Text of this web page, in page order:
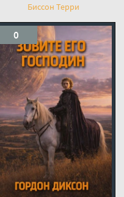
Биссон Терри
0